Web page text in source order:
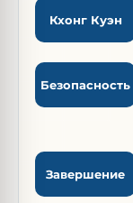
Кхонг Куэн
Безопасность
Завершение